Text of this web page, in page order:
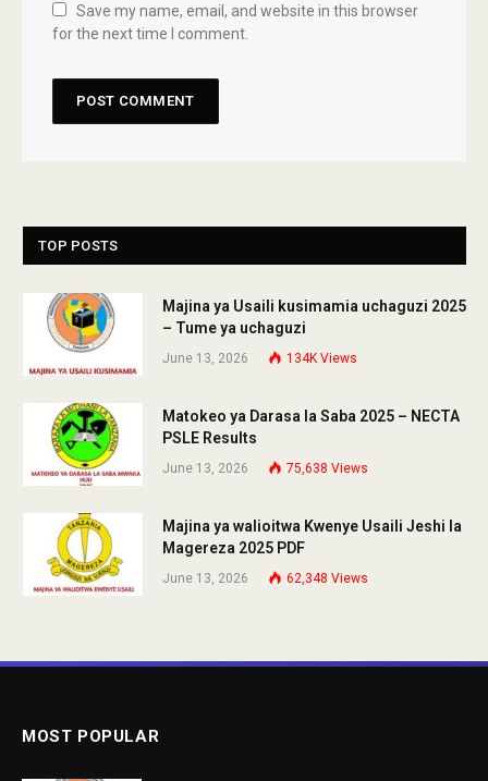
Save my name, email, and website in this browser
for the next time I comment.
TOP POSTS
Majina ya Usaili kusimamia uchaguzi 2025
– Tume ya uchaguzi
June 13, 2026 134K Views
Matokeo ya Darasa la Saba 2025 – NECTA
PSLE Results
June 13, 2026 75,638 Views
Majina ya walioitwa Kwenye Usaili Jeshi la
Magereza 2025 PDF
June 13, 2026 62,348 Views
MOST POPULAR